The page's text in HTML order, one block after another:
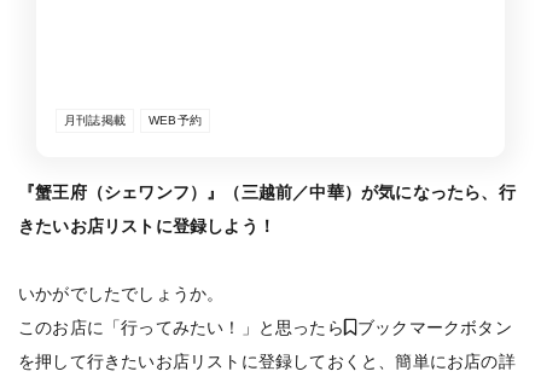
月刊誌掲載 WEB予約
『蟹王府（シェワンフ）』（三越前／中華）が気になったら、行
きたいお店リストに登録しよう！
いかがでしたでしょうか。
このお店に「行ってみたい！」と思ったら
ブックマークボタン
を押して行きたいお店リストに登録しておくと、簡単にお店の詳